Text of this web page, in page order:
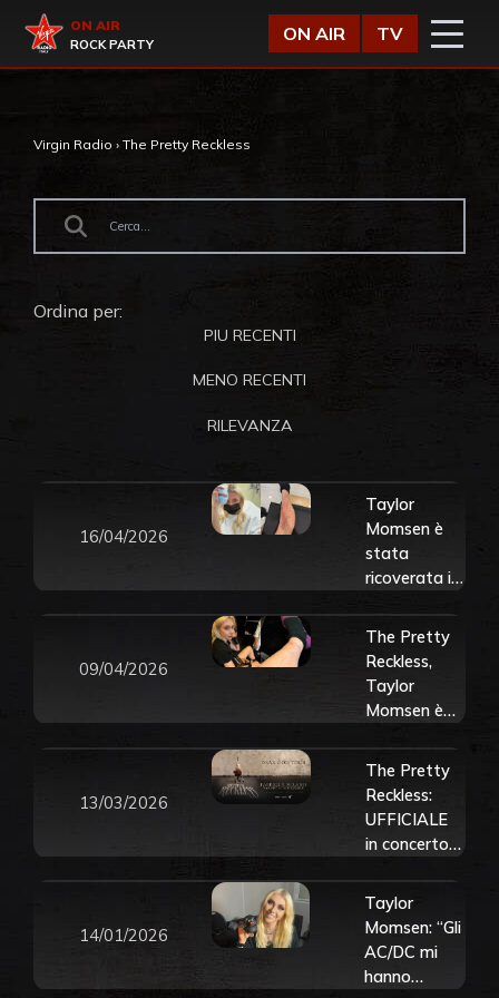
Virgin Radio
ON AIR
ROCK PARTY
ON AIR TV
Virgin Radio › The Pretty Reckless
Ordina per:
PIU RECENTI
MENO RECENTI
RILEVANZA
16/04/2026
Taylor
Momsen è
stata
ricoverata in
morso del
ragno le ha
provocato
una seria
reazione
allergica
09/04/2026
The Pretty
Reckless,
Taylor
Momsen è
(ancora) da
un animale in
tour con gli
AC/DC:
questa volta
da un ragno.
Guarda il
video
13/03/2026
The Pretty
Reckless:
UFFICIALE
in concerto a
novembre
2026. Tutte
le info e
biglietti
14/01/2026
Taylor
Momsen: “Gli
AC/DC mi
hanno